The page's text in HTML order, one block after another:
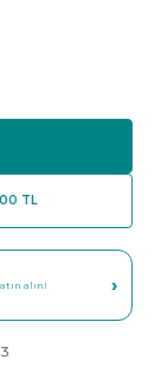
TL
alın! ›